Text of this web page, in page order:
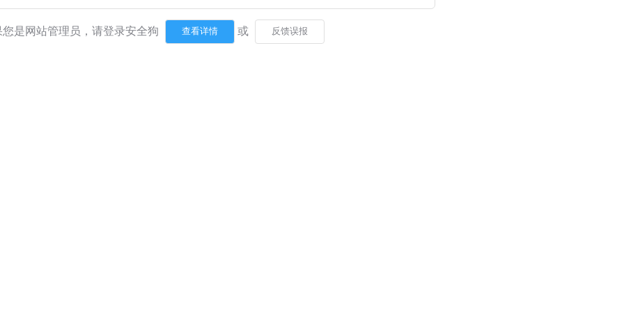
您是网站管理员，请登录安全狗 或